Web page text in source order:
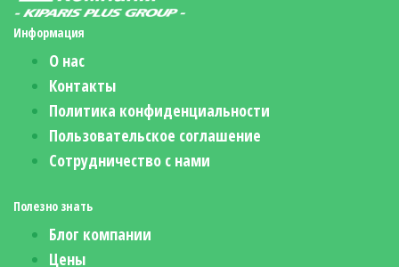
Информация
О нас
Контакты
Политика конфиденциальности
Пользовательское соглашение
Сотрудничество с нами
Полезно знать
Блог компании
Цены